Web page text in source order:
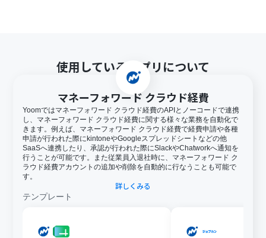
使用しているアプリについて
マネーフォワード クラウド経費
Yoomではマネーフォワード クラウド経費のAPIとノーコードで連携
し、マネーフォワード クラウド経費に関する様々な業務を自動化で
きます。例えば、マネーフォワード クラウド経費で経費申請や各種
申請が行われた際にkintoneやGoogleスプレッドシートなどの他
SaaSへ連携したり、承認が行われた際にSlackやChatworkへ通知を
行うことが可能です。また従業員入退社時に、マネーフォワード ク
ラウド経費アカウントの追加や削除を自動的に行なうことも可能で
す。
詳しくみる
テンプレート